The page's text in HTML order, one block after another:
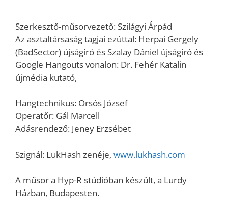
Szerkesztő-műsorvezető: Szilágyi Árpád
Az asztaltársaság tagjai ezúttal: Herpai Gergely
(BadSector) újságíró és Szalay Dániel újságíró és
Google Hangouts vonalon: Dr. Fehér Katalin
újmédia kutató,
Hangtechnikus: Orsós József
Operatőr: Gál Marcell
Adásrendező: Jeney Erzsébet
Szignál: LukHash zenéje, www.lukhash.com
A műsor a Hyp-R stúdióban készült, a Lurdy
Házban, Budapesten.